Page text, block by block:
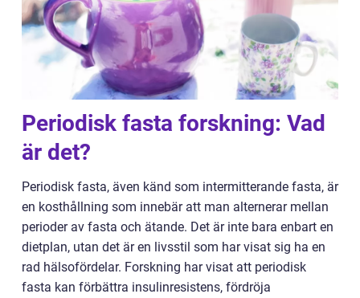
Periodisk fasta forskning: Vad
är det?
Periodisk fasta, även känd som intermitterande fasta, är
en kosthållning som innebär att man alternerar mellan
perioder av fasta och ätande. Det är inte bara enbart en
dietplan, utan det är en livsstil som har visat sig ha en
rad hälsofördelar. Forskning har visat att periodisk
fasta kan förbättra insulinresistens, fördröja